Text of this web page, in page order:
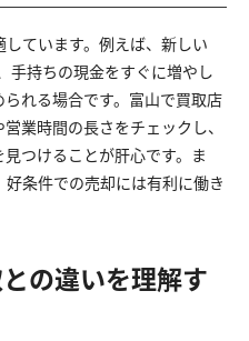
ています。例えば、新しい
手持ちの現金をすぐに増やし
れる場合です。富山で買取店
業時間の長さをチェックし、
つけることが肝心です。ま
条件での売却には有利に働き
の違いを理解す